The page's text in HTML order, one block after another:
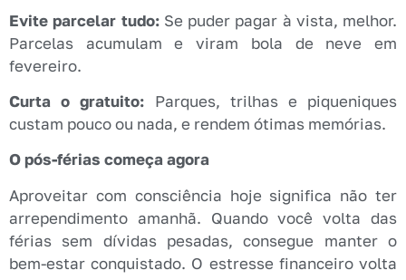
Evite parcelar tudo:Se puder pagar à vista, melhor.
Parcelas acumulam e viram bola de neve em
fevereiro.
Curta o gratuito: Parques, trilhas e piqueniques
custam pouco ou nada, e rendem ótimas memórias.
O pós-férias começa agora
Aproveitar com consciência hoje significa não ter
arrependimento amanhã. Quando você volta das
férias sem dívidas pesadas, consegue manter o
bem-estar conquistado. O estresse financeiro volta